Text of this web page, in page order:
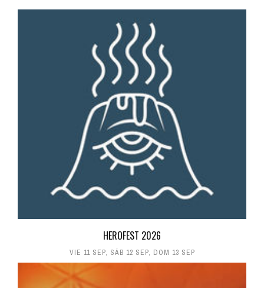
HEROFEST 2026
VIE 11 SEP, SÁB 12 SEP, DOM 13 SEP